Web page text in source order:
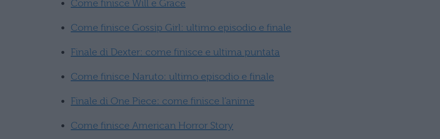
Come finisce Will e Grace
Come finisce Gossip Girl: ultimo episodio e finale
Finale di Dexter: come finisce e ultima puntata
Come finisce Naruto: ultimo episodio e finale
Finale di One Piece: come finisce l’anime
Come finisce American Horror Story